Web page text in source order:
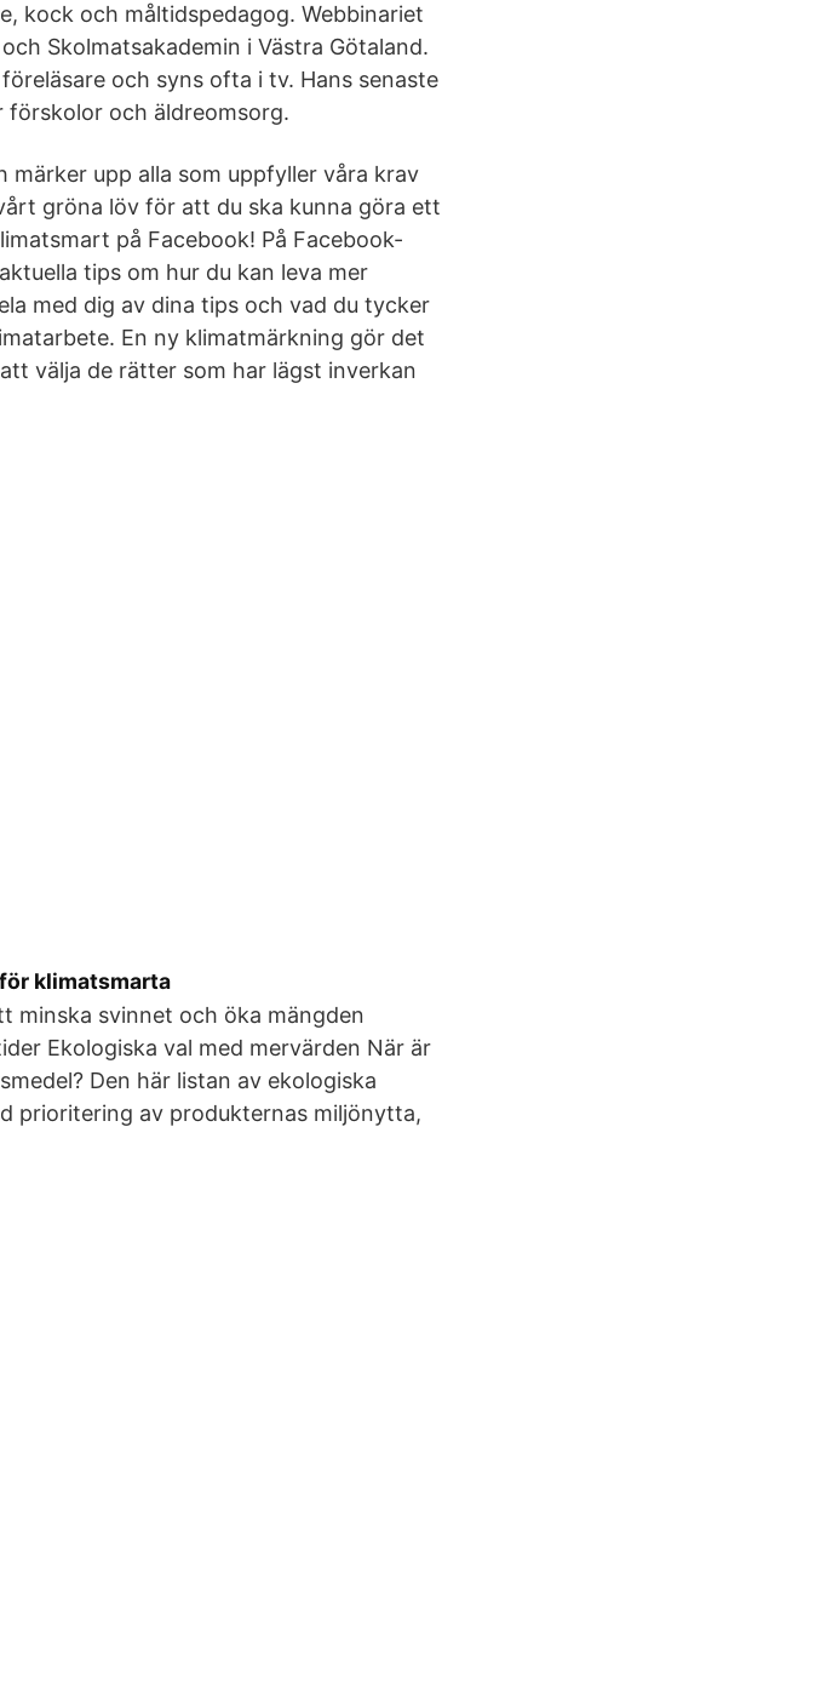
kock och måltidspedagog. Webbinariet
Skolmatsakademin i Västra Götaland.
och syns ofta i tv. Hans senaste
och äldreomsorg.
märker upp alla som uppfyller våra krav
gröna löv för att du ska kunna göra ett
på Facebook! På Facebook-
tips om hur du kan leva mer
med dig av dina tips och vad du tycker
En ny klimatmärkning gör det
välja de rätter som har lägst inverkan
klimatsmarta
minska svinnet och öka mängden
Ekologiska val med mervärden När är
Den här listan av ekologiska
prioritering av produkternas miljönytta,